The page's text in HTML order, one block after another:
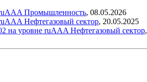
Промышленность, 08.05.2026
Нефтегазовый сектор, 20.05.2025
на уровне ruAAA Нефтегазовый сектор,